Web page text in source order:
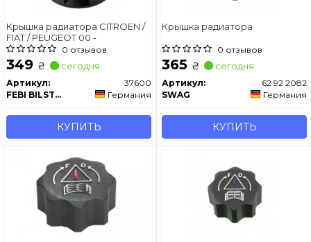
Крышка радиатора CITROEN /
FIAT / PEUGEOT 00 -
0 отзывов
349 ₴ сегодня
Артикул:
37600
FEBI BILSTEIN
Германия
КУПИТЬ
Крышка радиатора
0 отзывов
365 ₴ сегодня
Артикул:
62 92 2082
SWAG
Германия
КУПИТЬ